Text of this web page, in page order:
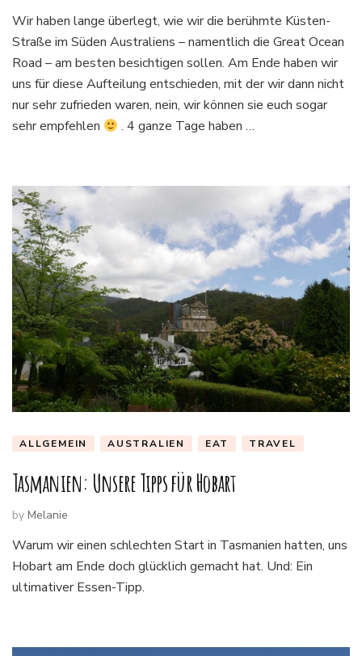
Wir haben lange überlegt, wie wir die berühmte Küsten-
Straße im Süden Australiens – namentlich die Great Ocean
Road – am besten besichtigen sollen. Am Ende haben wir
uns für diese Aufteilung entschieden, mit der wir dann nicht
nur sehr zufrieden waren, nein, wir können sie euch sogar
sehr empfehlen
. 4 ganze Tage haben …
ALLGEMEIN AUSTRALIEN EAT TRAVEL
Tasmanien: Unsere Tipps für Hobart
by Melanie
Warum wir einen schlechten Start in Tasmanien hatten, uns
Hobart am Ende doch glücklich gemacht hat. Und: Ein
ultimativer Essen-Tipp.